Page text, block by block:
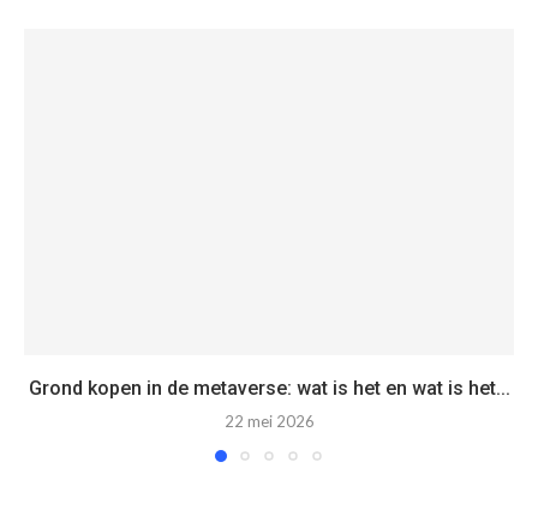
Grond kopen in de metaverse: wat is het en wat is het...
22 mei 2026